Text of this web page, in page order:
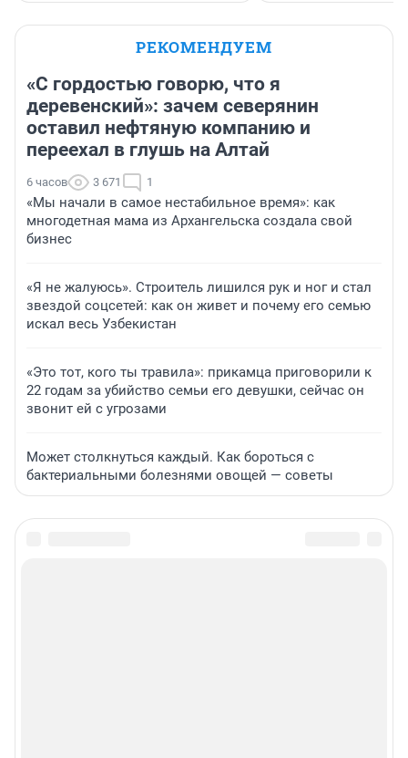
РЕКОМЕНДУЕМ
«С гордостью говорю, что я
деревенский»: зачем северянин
оставил нефтяную компанию и
переехал в глушь на Алтай
6 часов 3 671 1
«Мы начали в самое нестабильное время»: как
многодетная мама из Архангельска создала свой
бизнес
«Я не жалуюсь». Строитель лишился рук и ног и стал
звездой соцсетей: как он живет и почему его семью
искал весь Узбекистан
«Это тот, кого ты травила»: прикамца приговорили к
22 годам за убийство семьи его девушки, сейчас он
звонит ей с угрозами
Может столкнуться каждый. Как бороться с
бактериальными болезнями овощей — советы